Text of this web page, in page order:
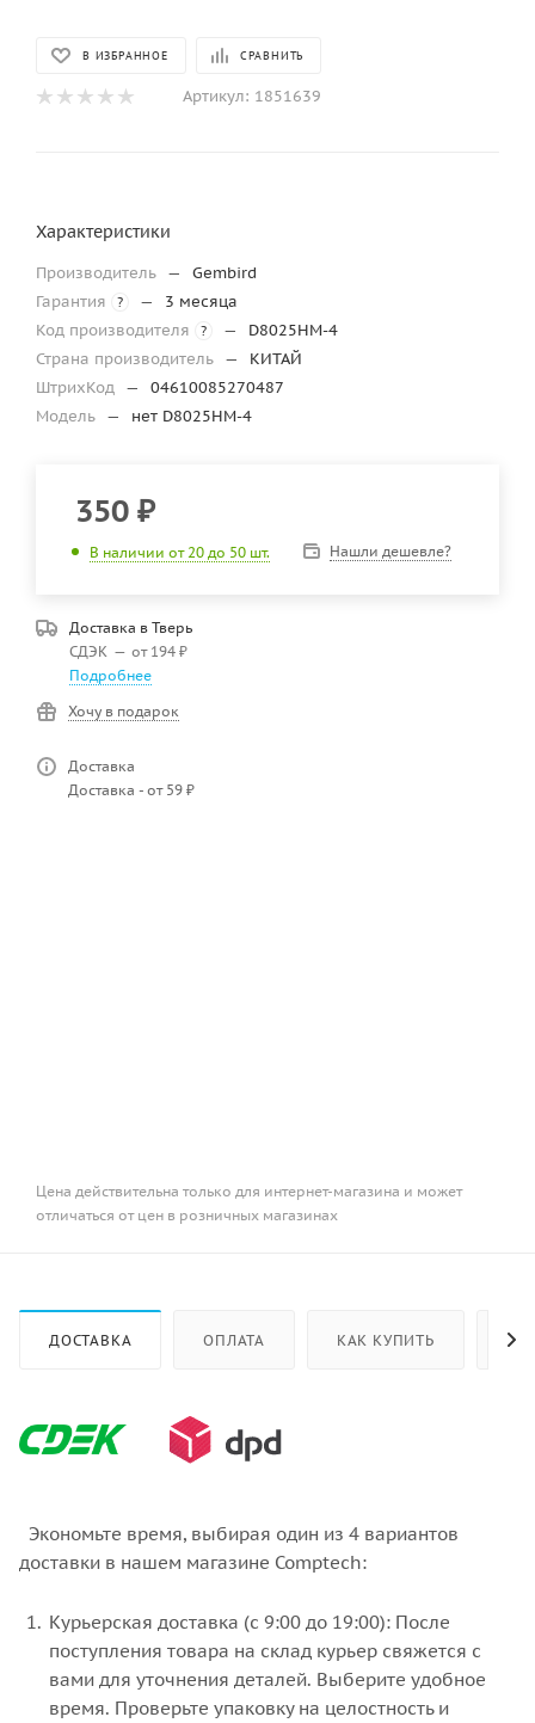
В ИЗБРАННОЕ СРАВНИТЬ
Артикул: 1851639
Характеристики
Производитель —
Gembird
Гарантия
? —
3 месяца
Код производителя
? —
D8025HM-4
Страна производитель —
КИТАЙ
ШтрихКод —
04610085270487
Модель — нет D8025HM-4
350 ₽
В наличии от 20 до 50 шт. Нашли дешевле?
Доставка в Тверь
СДЭК — от 194 ₽
Подробнее
Хочу в подарок
Доставка
Доставка - от 59 ₽
Цена действительна только для интернет-магазина и может
отличаться от цен в розничных магазинах
ДОСТАВКА ОПЛАТА КАК КУПИТЬ
Экономьте время, выбирая один из 4 вариантов
доставки в нашем магазине Comptech:
Курьерская доставка (с 9:00 до 19:00): После
поступления товара на склад курьер свяжется с
вами для уточнения деталей. Выберите удобное
время. Проверьте упаковку на целостность и